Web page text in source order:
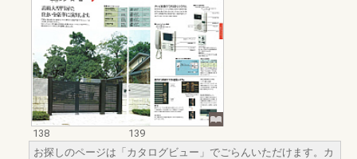
138
139
お探しのページは「カタログビュー」でごらんいただけます。カ